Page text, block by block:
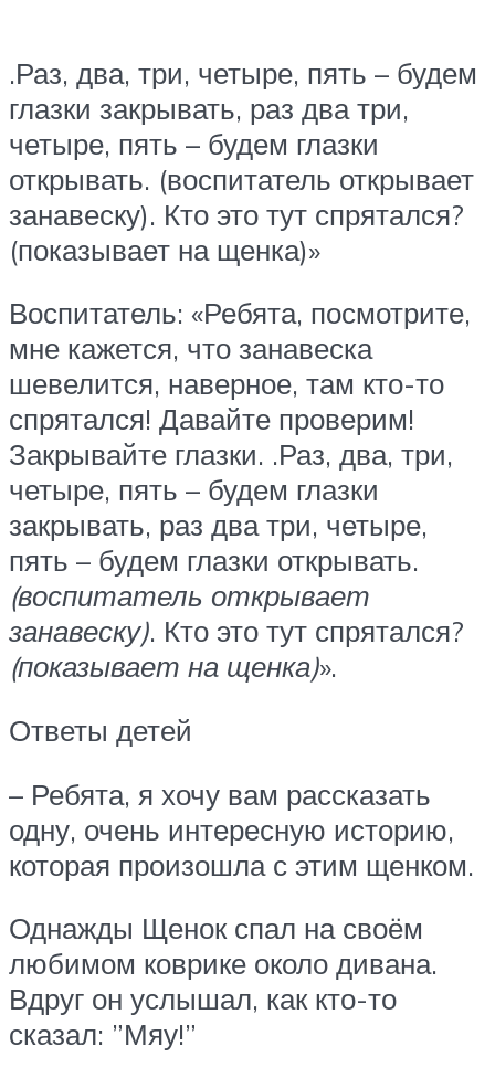
.Раз, два, три, четыре, пять – будем
глазки закрывать, раз два три,
четыре, пять – будем глазки
открывать. (воспитатель открывает
занавеску). Кто это тут спрятался?
(показывает на щенка)»
Воспитатель: «Ребята, посмотрите,
мне кажется, что занавеска
шевелится, наверное, там кто-то
спрятался! Давайте проверим!
Закрывайте глазки. .Раз, два, три,
четыре, пять – будем глазки
закрывать, раз два три, четыре,
пять – будем глазки открывать.
(воспитатель открывает
занавеску). Кто это тут спрятался?
(показывает на щенка)».
Ответы детей
– Ребята, я хочу вам рассказать
одну, очень интересную историю,
которая произошла с этим щенком.
Однажды Щенок спал на своём
любимом коврике около дивана.
Вдруг он услышал, как кто-то
сказал: ”Мяу!”